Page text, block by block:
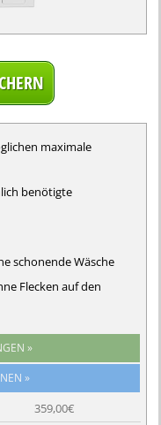
maximale
benötigte
schonende Wäsche
Flecken auf den
»
359,00€